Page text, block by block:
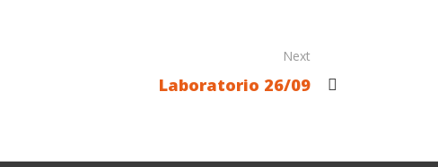
Next
Laboratorio 26/09